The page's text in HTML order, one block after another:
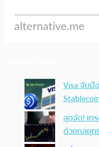
Visa จับมื
สุดจัด! เท
ด้วยกลยุท